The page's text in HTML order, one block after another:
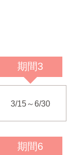
期間3
3/15～6/30
期間6